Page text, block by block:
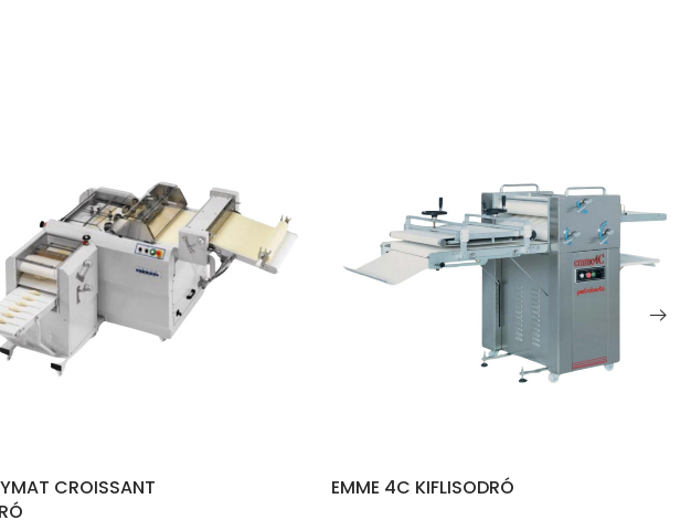
EMME 4C KIFLISODRÓ
FRC 2 tap sok